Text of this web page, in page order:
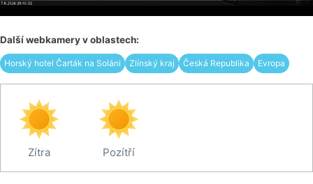
Další webkamery v oblastech:
Horský hotel Čarták na Soláni Zlínský kraj Česká Republika Evropa
Zítra Pozítří